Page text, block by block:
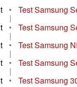
• Test Samsung
|
• Test Samsung
|
• Test Samsung
|
• Test Samsung
|
• Test Samsung